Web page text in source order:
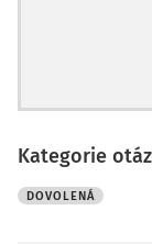
Kategorie
DOVOLENÁ